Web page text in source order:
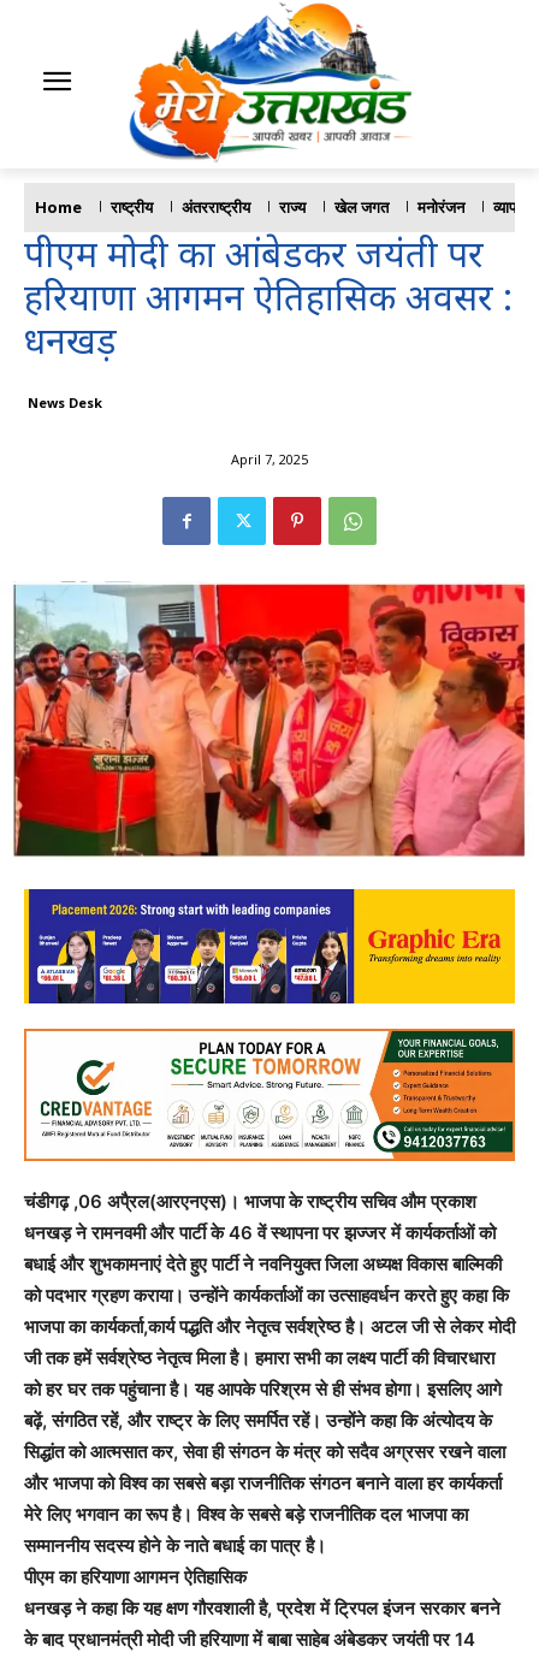
Home राष्ट्रीय अंतरराष्ट्रीय राज्य खेल जगत मनोरंजन व्यापार
पीएम मोदी का आंबेडकर जयंती पर
हरियाणा आगमन ऐतिहासिक अवसर :
धनखड़
News Desk
April 7, 2025
चंडीगढ़ ,06 अपै्रल(आरएनएस)। भाजपा के राष्ट्रीय सचिव औम प्रकाश
धनखड़ ने रामनवमी और पार्टी के 46 वें स्थापना पर झज्जर में कार्यकर्ताओं को
बधाई और शुभकामनाएं देते हुए पार्टी ने नवनियुक्त जिला अध्यक्ष विकास बाल्मिकी
को पदभार ग्रहण कराया। उन्होंने कार्यकर्ताओं का उत्साहवर्धन करते हुए कहा कि
भाजपा का कार्यकर्ता,कार्य पद्धति और नेतृत्व सर्वश्रेष्ठ है। अटल जी से लेकर मोदी
जी तक हमें सर्वश्रेष्ठ नेतृत्व मिला है। हमारा सभी का लक्ष्य पार्टी की विचारधारा
को हर घर तक पहुंचाना है। यह आपके परिश्रम से ही संभव होगा। इसलिए आगे
बढ़ें, संगठित रहें, और राष्ट्र के लिए समर्पित रहें। उन्होंने कहा कि अंत्योदय के
सिद्धांत को आत्मसात कर, सेवा ही संगठन के मंत्र को सदैव अग्रसर रखने वाला
और भाजपा को विश्व का सबसे बड़ा राजनीतिक संगठन बनाने वाला हर कार्यकर्ता
मेरे लिए भगवान का रूप है। विश्व के सबसे बड़े राजनीतिक दल भाजपा का
सम्माननीय सदस्य होने के नाते बधाई का पात्र है।
पीएम का हरियाणा आगमन ऐतिहासिक
धनखड़ ने कहा कि यह क्षण गौरवशाली है, प्रदेश में ट्रिपल इंजन सरकार बनने
के बाद प्रधानमंत्री मोदी जी हरियाणा में बाबा साहेब अंबेडकर जयंती पर 14